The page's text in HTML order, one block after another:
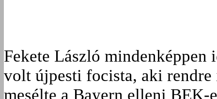
Fekete László
volt újpesti focista, aki rendre
mesélte a Bayern elleni BEK-